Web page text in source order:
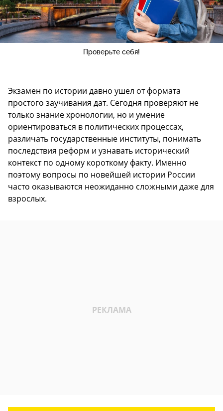
Проверьте себя!
Экзамен по истории давно ушел от формата
простого заучивания дат. Сегодня проверяют не
только знание хронологии, но и умение
ориентироваться в политических процессах,
различать государственные институты, понимать
последствия реформ и узнавать исторический
контекст по одному короткому факту. Именно
поэтому вопросы по новейшей истории России
часто оказываются неожиданно сложными даже для
взрослых.